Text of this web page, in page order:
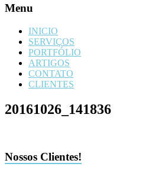
Menu
INICIO
SERVIÇOS
PORTFÓLIO
ARTIGOS
CONTATO
CLIENTES
20161026_141836
Nossos Clientes!